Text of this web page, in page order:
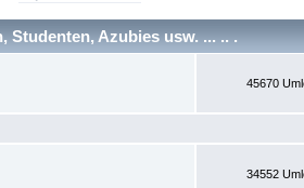
Studenten, Azubies usw. ... .. .
45670
34552